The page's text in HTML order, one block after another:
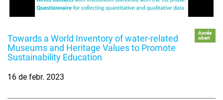
Towards a World Inventory of water-related
Museums and Heritage Values to Promote
Sustainability Education
Accés
obert
16 de febr. 2023